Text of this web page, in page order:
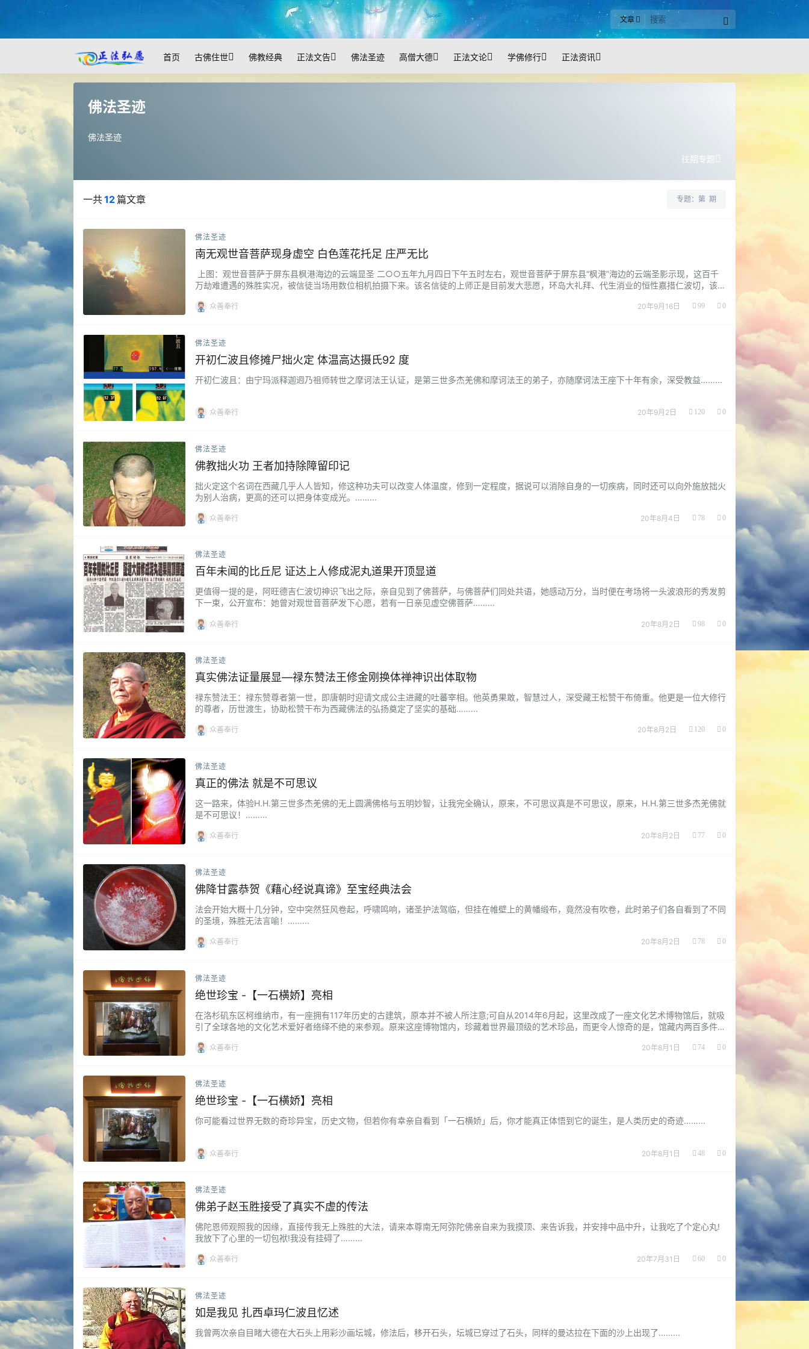
文章
首页 古佛住世 佛教经典 正法文告 佛法圣迹 高僧大德 正法文论 学佛修行 正法资讯
佛法圣迹
佛法圣迹
往期专题
一共12篇文章 专题：第 期
佛法圣迹
南无观世音菩萨现身虚空 白色莲花托足 庄严无比
上图：观世音菩萨于屏东县枫港海边的云端显圣 二○○五年九月四日下午五时左右，观世音菩萨于屏东县“枫港”海边的云端圣影示现，这百千
万劫难遭遇的殊胜实况，被信徒当场用数位相机拍摄下来。该名信徒的上师正是目前发大悲愿，环岛大礼拜、代生消业的恒性嘉措仁波切，该信
日父亲节开始到去年…...
众善奉行 20年9月16日 99 0
佛法圣迹
开初仁波且修摊尸拙火定 体温高达摄氏92 度
开初仁波且：由宁玛派释迦迥乃祖师转世之摩诃法王认证，是第三世多杰羌佛和摩诃法王的弟子，亦随摩诃法王座下十年有余，深受教益……...
众善奉行 20年9月2日 120 0
佛法圣迹
佛教拙火功 王者加持除障留印记
拙火定这个名词在西藏几乎人人皆知，修这种功夫可以改变人体温度，修到一定程度，据说可以消除自身的一切疾病，同时还可以向外施放拙火
为别人治病，更高的还可以把身体变成光。……...
众善奉行 20年8月4日 78 0
佛法圣迹
百年未闻的比丘尼 证达上人修成泥​丸道果开顶显道
更值得一提的是，阿旺德吉仁波切神识飞出之际，亲自见到了佛菩萨，与佛菩萨们同处共语，她感动万分，当时便在考场将一头波浪形的秀发剪
下一束，公开宣布：她曾对观世音菩萨发下心愿，若有一日亲见虚空佛菩萨……...
众善奉行 20年8月2日 98 0
佛法圣迹
真实佛法证量展显—禄东赞法王修金刚换体禅神识出体取物
禄东赞法王：禄东赞尊者第一世，即唐朝时迎请文成公主进藏的吐蕃宰相。他英勇果敢，智慧过人，深受藏王松赞干布倚重。他更是一位大修行
的尊者，历世渡生，协助松赞干布为西藏佛法的弘扬奠定了坚实的基础……...
众善奉行 20年8月2日 120 0
佛法圣迹
真正的佛法 就是不可思议
这一路来，体验H.H.第三世多杰羌佛的无上圆满佛格与五明妙智，让我完全确认，原来，不可思议真是不可思议，原来，H.H.第三世多杰羌佛就
是不可思议！……...
众善奉行 20年8月2日 77 0
佛法圣迹
佛降甘露恭贺《藉心经说真谛》至宝经典法会
法会开始大概十几分钟，空中突然狂风卷起，呼啸鸣响，诸圣护法驾临，但挂在帷壁上的黄幡缎布，竟然没有吹卷，此时弟子们各自看到了不同
的圣境，殊胜无法言喻！……...
众善奉行 20年8月2日 78 0
佛法圣迹
绝世珍宝 -【一石横娇】亮相
在洛杉矶东区柯维纳市，有一座拥有117年历史的古建筑，原本并不被人所注意;可自从2014年6月起，这里改成了一座文化艺术博物馆后，就吸
引了全球各地的文化艺术爱好者络绎不绝的来参观。原来这座博物馆内，珍藏着世界最顶级的艺术珍品，而更令人惊奇的是，馆藏内两百多件作
——佛陀H.H…...
众善奉行 20年8月1日 74 0
佛法圣迹
绝世珍宝 -【一石横娇】亮相
你可能看过世界无数的奇珍异宝，历史文物，但若你有幸亲自看到「一石横娇」后，你才能真正体悟到它的诞生，是人类历史的奇迹……...
众善奉行 20年8月1日 48 0
佛法圣迹
佛弟子赵玉胜接受了真实不虚的传法
佛陀恩师观照我的因缘，直接传我无上殊胜的大法，请来本尊南无阿弥陀佛亲自来为我摸顶、来告诉我，并安排中品中升，让我吃了个定心丸!
我放下了心里的一切包袱!我没有挂碍了……...
众善奉行 20年7月31日 60 0
佛法圣迹
如是我见 扎西卓玛仁波且忆述
我曾两次亲自目睹大德在大石头上用彩沙画坛城，修法后，移开石头，坛城已穿过了石头，同样的曼达拉在下面的沙上出现了……...